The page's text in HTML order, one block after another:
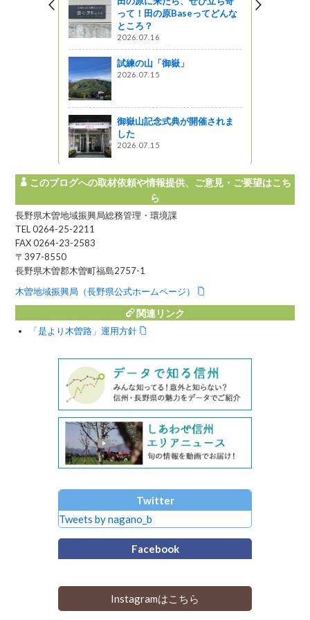
って！田の原Baseってどんな
ところ？
2026.07.16
試練の山「御嶽」
2026.07.15
御嶽山記念式典が開催されま
した
2026.07.15
このブログへの取材依頼や情報提供、ご意見・ご要望はこち
ら
長野県木曽地域振興局総務管理・環境課
TEL 0264-25-2211
FAX 0264-23-2583
〒397-8550
長野県木曽郡木曽町福島2757-1
木曽地域振興局（長野県公式ホームページ）
関連リンク
「是より木曽路」運用方針
Twitter
Tweets by nagano_b
Facebook
Instagramはこちら